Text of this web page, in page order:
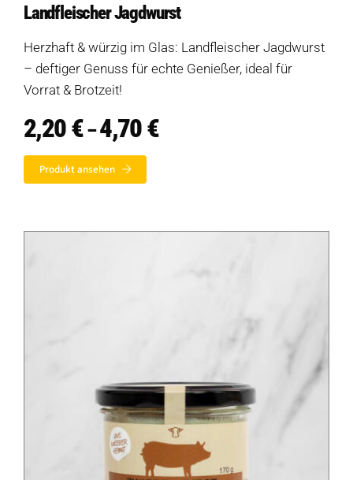
Landfleischer Jagdwurst
Herzhaft & würzig im Glas: Landfleischer Jagdwurst
– deftiger Genuss für echte Genießer, ideal für
Vorrat & Brotzeit!
2,20€ –4,70€Preisspanne:
2,20 €
Produkt ansehen